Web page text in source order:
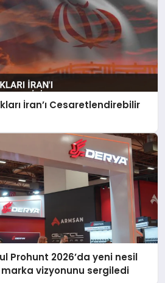
İran’ı Cesaretlendirebilir
Prohunt 2026’da yeni nesil
vizyonunu sergiledi